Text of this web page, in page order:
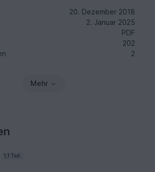
20. Dezember 2018
2. Januar 2025
PDF
202
2
Mehr
1,1 Tsd.